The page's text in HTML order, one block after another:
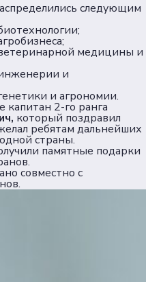
следующим
медицины и
и
и агрономии.
капитан 2-го ранга
который поздравил
ребятам дальнейших
страны.
памятные подарки
совместно с